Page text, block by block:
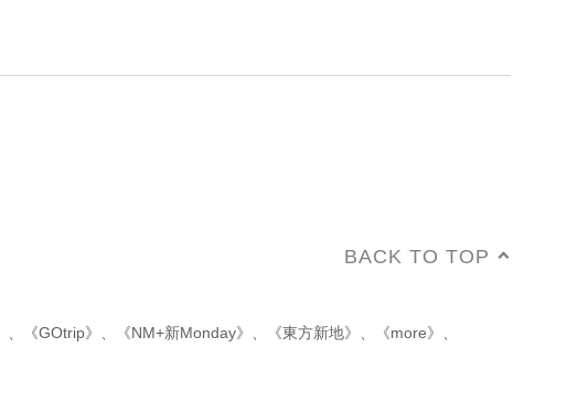
BACK TO TOP
《GOtrip》 《NM+新Monday》 《東方新地》 《more》